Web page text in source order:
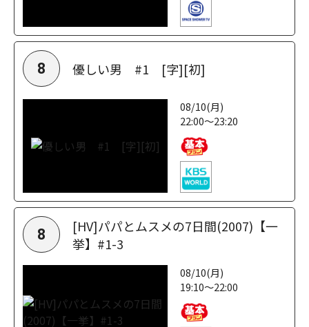
8 優しい男 #1 [字][初]
08/10(月)
22:00～23:20
8
[HV]パパとムスメの7日間(2007)【一
挙】#1-3
08/10(月)
19:10～22:00